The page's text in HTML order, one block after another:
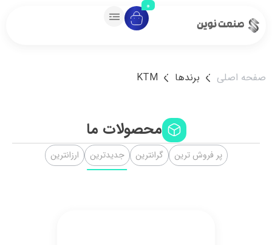
اصلی برندها KTM
محصولات ما
پر فروش ترین گرانترین جدیدترین ارزانترین